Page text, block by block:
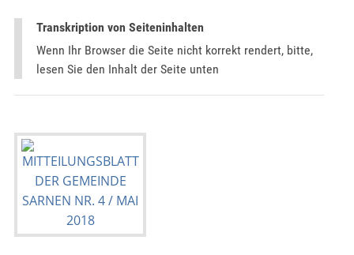
Transkription von Seiteninhalten
Wenn Ihr Browser die Seite nicht korrekt rendert, bitte,
lesen Sie den Inhalt der Seite unten